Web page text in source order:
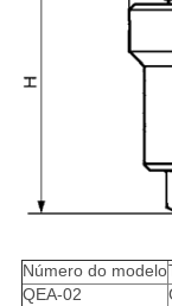
Número do modelo
QEA-02